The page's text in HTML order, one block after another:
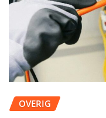
OVERIG